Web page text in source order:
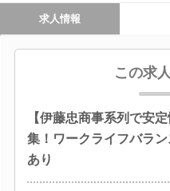
求人情報
この求
【伊藤忠商事系列で安
集！ワークライフバラ
あり